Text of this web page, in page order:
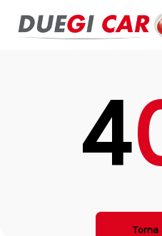
La pagina che
4
Torna